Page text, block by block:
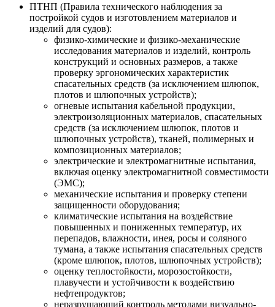
ПТНП (Правила технического наблюдения за
постройкой судов и изготовлением материалов и
изделий для судов):
физико-химические и физико-механические
исследования материалов и изделий, контроль
конструкций и основных размеров, а также
проверку эргономических характеристик
спасательных средств (за исключением шлюпок,
плотов и шлюпочных устройств);
огневые испытания кабельной продукции,
электроизоляционных материалов, спасательных
средств (за исключением шлюпок, плотов и
шлюпочных устройств), тканей, полимерных и
композиционных материалов;
электрические и электромагнитные испытания,
включая оценку электромагнитной совместимости
(ЭМС);
механические испытания и проверку степени
защищенности оборудования;
климатические испытания на воздействие
повышенных и пониженных температур, их
перепадов, влажности, инея, росы и соляного
тумана, а также испытания спасательных средств
(кроме шлюпок, плотов, шлюпочных устройств);
оценку теплостойкости, морозостойкости,
плавучести и устойчивости к воздействию
нефтепродуктов;
неразрушающий контроль методами визуально-